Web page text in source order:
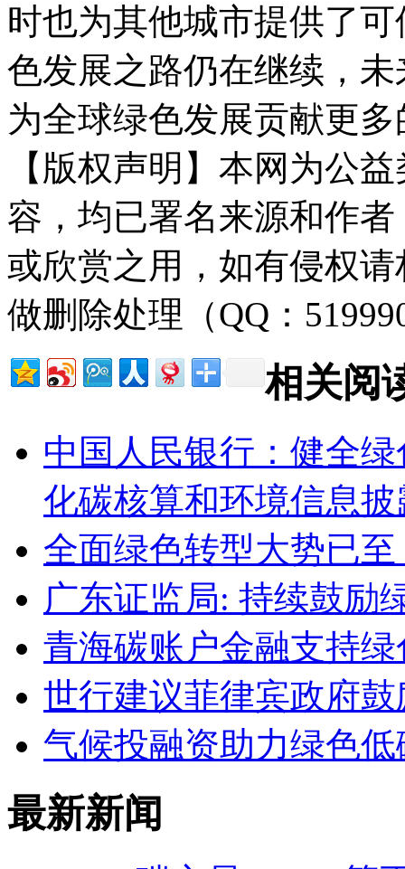
时也为其他城市提供了
色发展之路仍在继续，
为全球绿色发展贡献更
【版权声明】本网为公
容，均已署名来源和作
或欣赏之用，如有侵权
做删除处理（QQ：
相关阅
中国人民银行：健全
化碳核算和环境信息
全面绿色转型大势已
广东证监局: 持续鼓励
青海碳账户金融支持
世行建议菲律宾政府
气候投融资助力绿色
最新新闻